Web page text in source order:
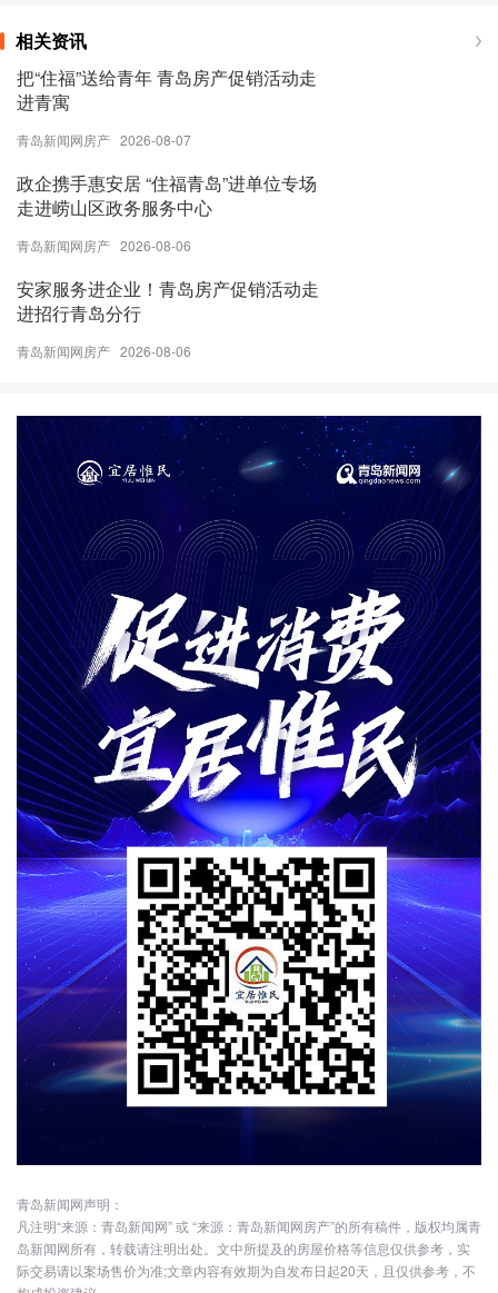
相关资讯
把“住福”送给青年 青岛房产促销活动走
进青寓
青岛新闻网房产 2026-08-07
政企携手惠安居 “住福青岛”进单位专场
走进崂山区政务服务中心
青岛新闻网房产 2026-08-06
安家服务进企业！青岛房产促销活动走
进招行青岛分行
青岛新闻网房产 2026-08-06
青岛新闻网声明：
凡注明“来源：青岛新闻网” 或 “来源：青岛新闻网房产”的所有稿件，版权均属青
岛新闻网所有，转载请注明出处。文中所提及的房屋价格等信息仅供参考，实
际交易请以案场售价为准;文章内容有效期为自发布日起20天，且仅供参考，不